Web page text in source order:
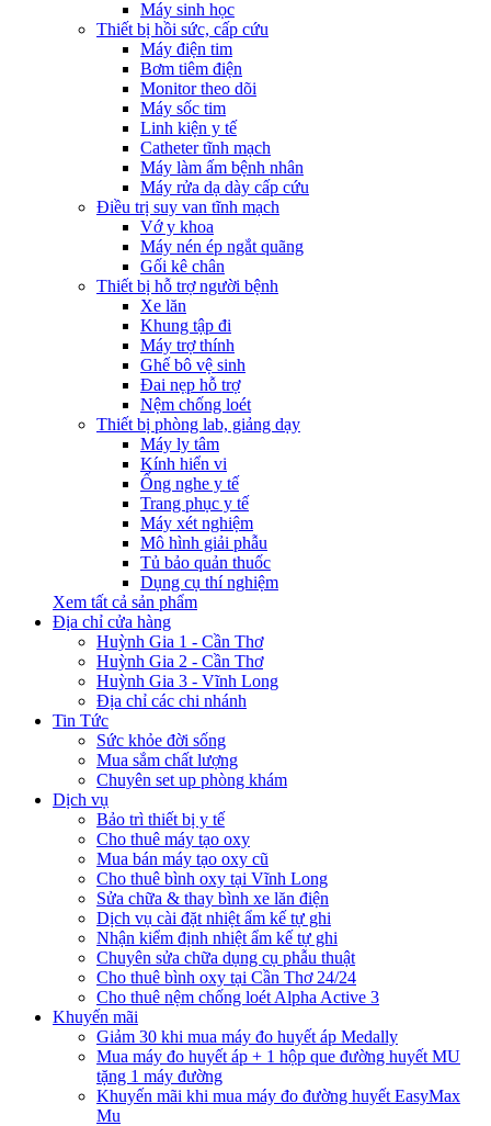
Máy sinh học
Thiết bị hồi sức, cấp cứu
Máy điện tim
Bơm tiêm điện
Monitor theo dõi
Máy sốc tim
Linh kiện y tế
Catheter tĩnh mạch
Máy làm ấm bệnh nhân
Máy rửa dạ dày cấp cứu
Điều trị suy van tĩnh mạch
Vớ y khoa
Máy nén ép ngắt quãng
Gối kê chân
Thiết bị hỗ trợ người bệnh
Xe lăn
Khung tập đi
Máy trợ thính
Ghế bô vệ sinh
Đai nẹp hỗ trợ
Nệm chống loét
Thiết bị phòng lab, giảng dạy
Máy ly tâm
Kính hiển vi
Ống nghe y tế
Trang phục y tế
Máy xét nghiệm
Mô hình giải phẫu
Tủ bảo quản thuốc
Dụng cụ thí nghiệm
Xem tất cả sản phẩm
Địa chỉ cửa hàng
Huỳnh Gia 1 - Cần Thơ
Huỳnh Gia 2 - Cần Thơ
Huỳnh Gia 3 - Vĩnh Long
Địa chỉ các chi nhánh
Tin Tức
Sức khỏe đời sống
Mua sắm chất lượng
Chuyên set up phòng khám
Dịch vụ
Bảo trì thiết bị y tế
Cho thuê máy tạo oxy
Mua bán máy tạo oxy cũ
Cho thuê bình oxy tại Vĩnh Long
Sửa chữa & thay bình xe lăn điện
Dịch vụ cài đặt nhiệt ẩm kế tự ghi
Nhận kiểm định nhiệt ẩm kế tự ghi
Chuyên sửa chữa dụng cụ phẫu thuật
Cho thuê bình oxy tại Cần Thơ 24/24
Cho thuê nệm chống loét Alpha Active 3
Khuyến mãi
Giảm 30 khi mua máy đo huyết áp Medally
Mua máy đo huyết áp + 1 hộp que đường huyết MU
tặng 1 máy đường
Khuyến mãi khi mua máy đo đường huyết EasyMax
Mu